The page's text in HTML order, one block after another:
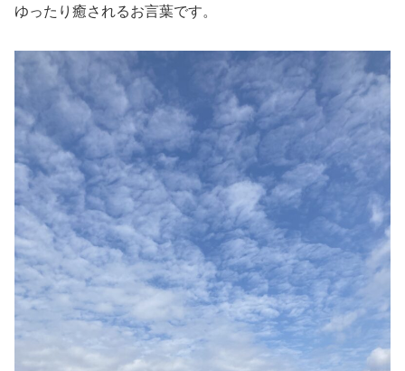
ゆったり癒されるお言葉です。